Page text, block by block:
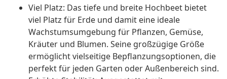
Viel Platz: Das tiefe und breite Hochbeet bietet
viel Platz für Erde und damit eine ideale
Wachstumsumgebung für Pflanzen, Gemüse,
Kräuter und Blumen. Seine großzügige Größe
ermöglicht vielseitige Bepflanzungsoptionen, die
perfekt für jeden Garten oder Außenbereich sind.